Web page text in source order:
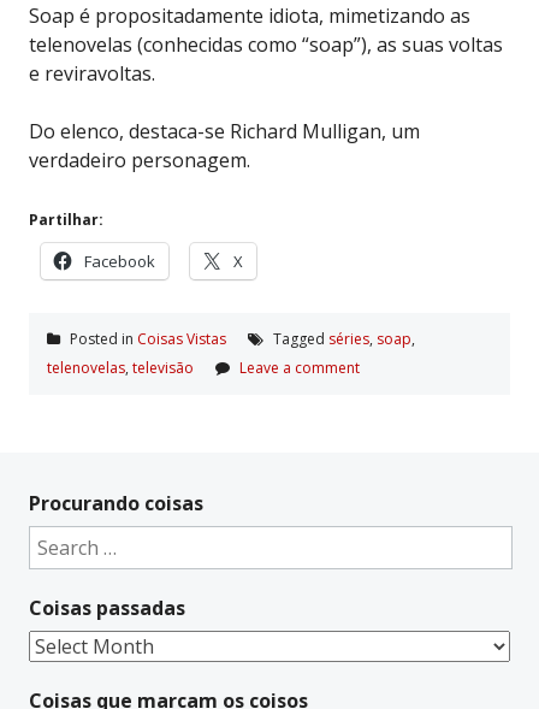
Soap é propositadamente idiota, mimetizando as
telenovelas (conhecidas como “soap”), as suas voltas
e reviravoltas.
Do elenco, destaca-se Richard Mulligan, um
verdadeiro personagem.
Partilhar:
Facebook X
Posted in Coisas Vistas Tagged séries, soap,
telenovelas, televisão Leave a comment
Procurando coisas
Search
for:
Coisas passadas
Coisas
Coisas que marcam os coisos